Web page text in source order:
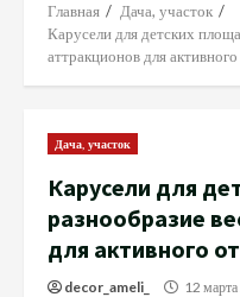
Главная
Дача, участок
Карусели для детских
аттракционов для
Дача, участок
Карусели для
разнообразие
для активного
decor_ameli_ 12